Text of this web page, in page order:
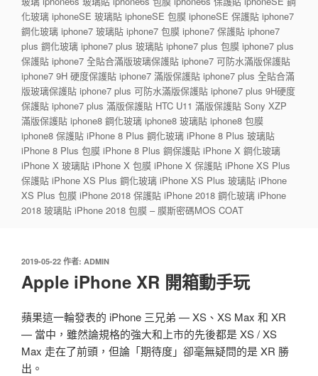
化玻璃 iphoneSE 玻璃貼 iphoneSE 包膜 iphoneSE 保護貼 iphone7
鋼化玻璃 iphone7 玻璃貼 iphone7 包膜 iphone7 保護貼 iphone7
plus 鋼化玻璃 iphone7 plus 玻璃貼 iphone7 plus 包膜 iphone7 plus
保護貼 iphone7 全貼合滿版玻璃保護貼 iphone7 可防水滿版保護貼
iphone7 9H 硬度保護貼 iphone7 滿版保護貼 iphone7 plus 全貼合滿
版玻璃保護貼 iphone7 plus 可防水滿版保護貼 iphone7 plus 9H硬度
保護貼 iphone7 plus 滿版保護貼 HTC U11 滿版保護貼 Sony XZP
滿版保護貼 iphone8 鋼化玻璃 iphone8 玻璃貼 iphone8 包膜
iphone8 保護貼 iPhone 8 Plus 鋼化玻璃 iPhone 8 Plus 玻璃貼
iPhone 8 Plus 包膜 iPhone 8 Plus 鋼保護貼 iPhone X 鋼化玻璃
iPhone X 玻璃貼 iPhone X 包膜 iPhone X 保護貼 iPhone XS Plus
保護貼 iPhone XS Plus 鋼化玻璃 iPhone XS Plus 玻璃貼 iPhone
XS Plus 包膜 iPhone 2018 保護貼 iPhone 2018 鋼化玻璃 iPhone
2018 玻璃貼 iPhone 2018 包膜 – 膜斯密碼MOS COAT
發
於
2019-05-22 作者: ADMIN
Apple iPhone XR 開箱動手玩
蘋果這一輪發表的 iPhone 三兄弟 — XS、XS Max 和 XR
— 當中，雖然論規格的強大和上市的先後都是 XS / XS
Max 走在了前頭，但論「期待度」卻毫無疑問的是 XR 勝
出。